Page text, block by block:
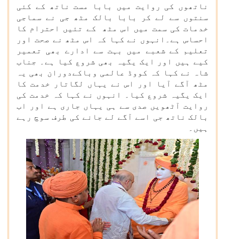
ناتھوں کی روایت میں بابا مست ناتھ کے کئی
سنتوں سے لے کر بابا بالک مٹھ جی نے سماجی
خدمات کی سمت میں اس مٹھ کے تئیں احترام کا
احساس ہے۔انہوں نے کہا کہ اس مٹھ نے صحت اور
تعلیم کے شعبے میں بہت سے ادارے بھی تعمیر
کیے ہیں اور ایک یگیہ بھی شروع کیا ہے۔ جناب
شاہ نے کہا کہ کووڈ عالمی وباکےدوران بھی یہ
مٹھ آگے آیا اور اس نے یہاں لگاتار خدمت کا
ایک یگیہ شروع کیا۔ انہوں نے کہا کہ خدمت کی
روایت آٹھویں صدی سے ہی یہاں جاری ہے اور اب
بالک ناتھ جی اسے آگے لے جانے کی طرف سوچ رہے
ہیں۔